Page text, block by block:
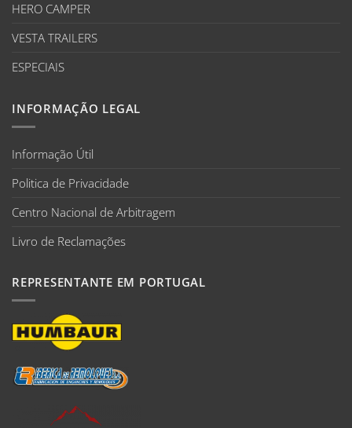
HERO CAMPER
VESTA TRAILERS
ESPECIAIS
INFORMAÇÃO LEGAL
Informação Útil
Politica de Privacidade
Centro Nacional de Arbitragem
Livro de Reclamações
REPRESENTANTE EM PORTUGAL